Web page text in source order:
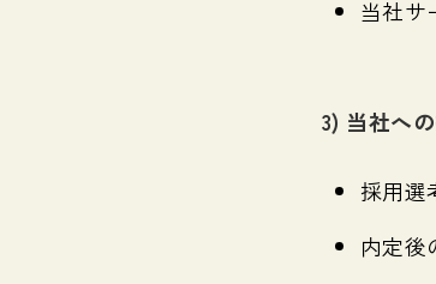
当社サ
3) 当社へ
採用選
内定後